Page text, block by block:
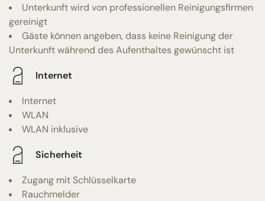
Unterkunft wird von professionellen Reinigungsfirmen
gereinigt
Gäste können angeben, dass keine Reinigung der
Unterkunft während des Aufenthaltes gewünscht ist
Internet
Internet
WLAN
WLAN inklusive
Sicherheit
Zugang mit Schlüsselkarte
Rauchmelder